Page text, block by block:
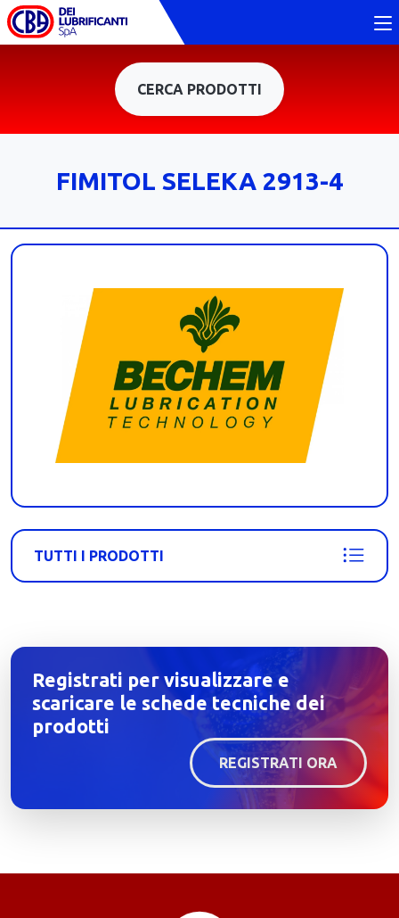
CERCA PRODOTTI
FIMITOL SELEKA 2913-4
TUTTI I PRODOTTI
Registrati per visualizzare e
scaricare le schede tecniche dei
prodotti
REGISTRATI ORA